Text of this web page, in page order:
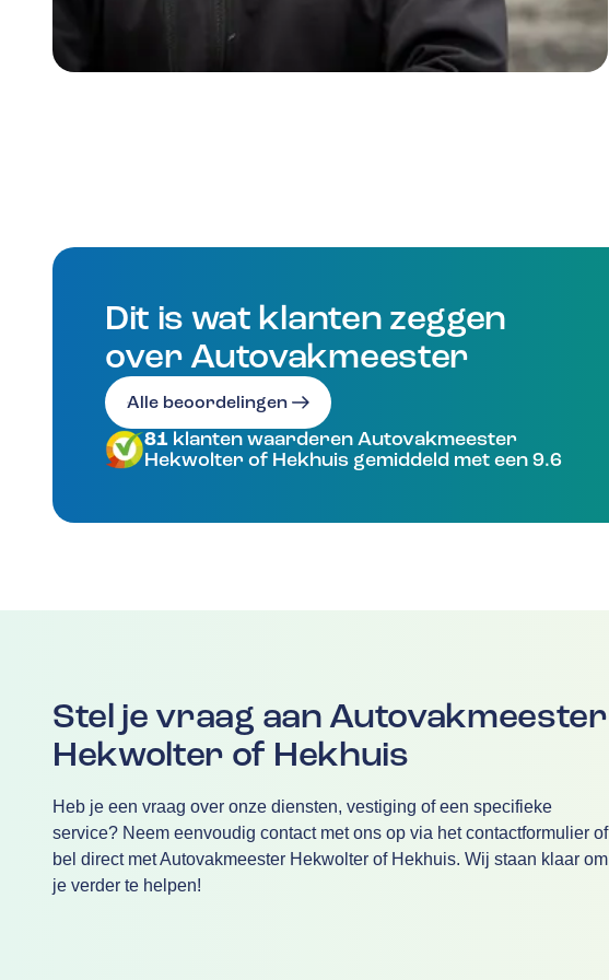
Dit is wat klanten zeggen
over Autovakmeester
Alle beoordelingen
81 klanten waarderen Autovakmeester
Hekwolter of Hekhuis gemiddeld met een 9.6
Stel je vraag aan Autovakmeester
Hekwolter of Hekhuis
Heb je een vraag over onze diensten, vestiging of een specifieke
service? Neem eenvoudig contact met ons op via het contactformulier of
bel direct met Autovakmeester Hekwolter of Hekhuis. Wij staan klaar om
je verder te helpen!